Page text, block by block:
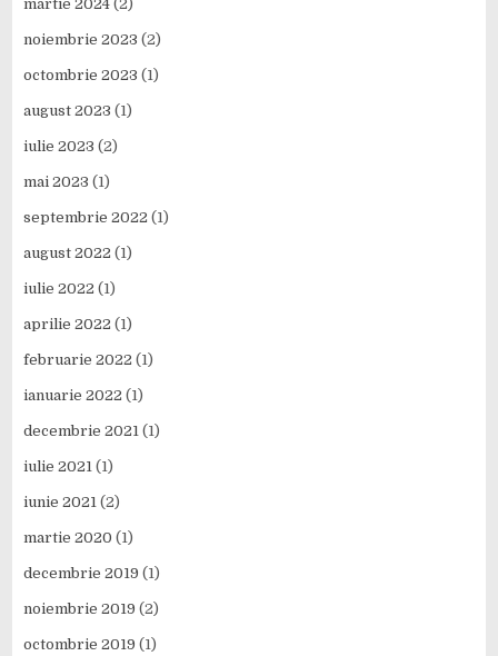
martie 2024 (2)
noiembrie 2023 (2)
octombrie 2023 (1)
august 2023 (1)
iulie 2023 (2)
mai 2023 (1)
septembrie 2022 (1)
august 2022 (1)
iulie 2022 (1)
aprilie 2022 (1)
februarie 2022 (1)
ianuarie 2022 (1)
decembrie 2021 (1)
iulie 2021 (1)
iunie 2021 (2)
martie 2020 (1)
decembrie 2019 (1)
noiembrie 2019 (2)
octombrie 2019 (1)